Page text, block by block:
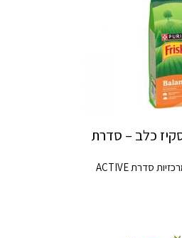
כלב – סדרת
ההשקה כוללת שתי סדרות מרכזיות סדרת ACTIVE